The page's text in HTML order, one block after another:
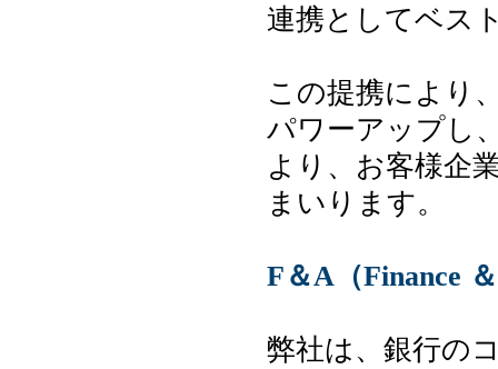
連携としてベス
この提携により
パワーアップし
より、お客様企
まいります。
F＆A（Finance
弊社は、銀行の